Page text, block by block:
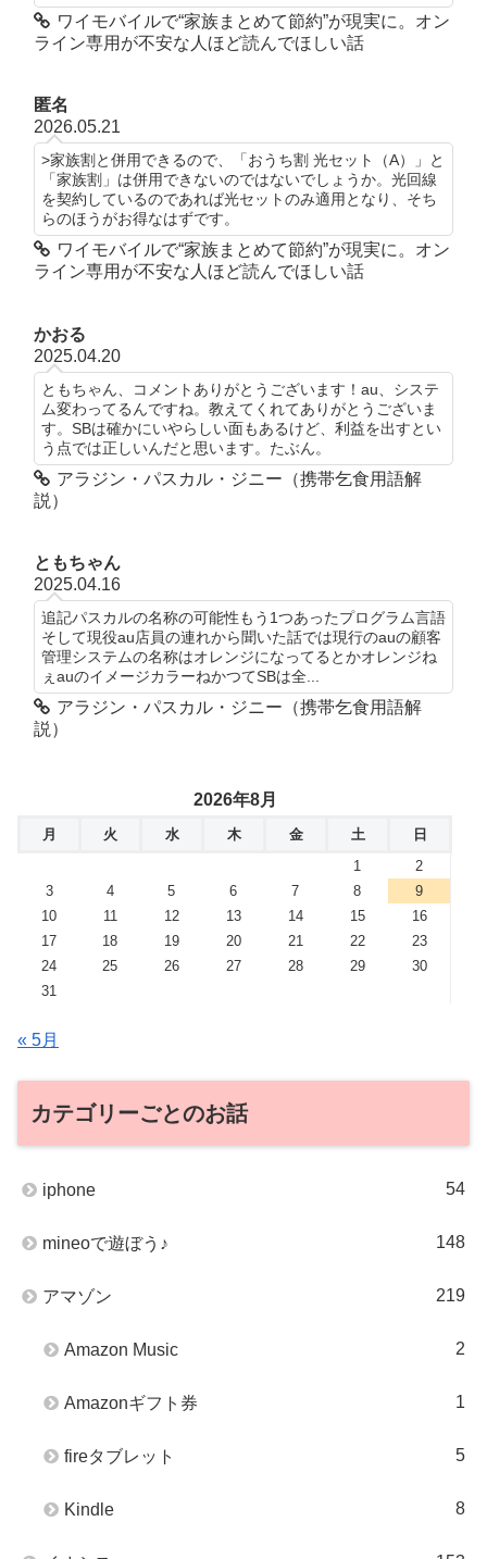
ワイモバイルで“家族まとめて節約”が現実に。オン
ライン専用が不安な人ほど読んでほしい話
匿名
2026.05.21
>家族割と併用できるので、「おうち割 光セット（A）」と
「家族割」は併用できないのではないでしょうか。光回線
を契約しているのであれば光セットのみ適用となり、そち
らのほうがお得なはずです。
ワイモバイルで“家族まとめて節約”が現実に。オン
ライン専用が不安な人ほど読んでほしい話
かおる
2025.04.20
ともちゃん、コメントありがとうございます！au、システ
ム変わってるんですね。教えてくれてありがとうございま
す。SBは確かにいやらしい面もあるけど、利益を出すとい
う点では正しいんだと思います。たぶん。
アラジン・パスカル・ジニー（携帯乞食用語解
説）
ともちゃん
2025.04.16
追記パスカルの名称の可能性もう1つあったプログラム言語
そして現役au店員の連れから聞いた話では現行のauの顧客
管理システムの名称はオレンジになってるとかオレンジね
ぇauのイメージカラーねかつてSBは全...
アラジン・パスカル・ジニー（携帯乞食用語解
説）
2026年8月
月 火 水 木 金 土
日
1
2
3
4 5 6 7 8
9
10
11 12 13 14 15
16
17
18 19 20 21 22
23
24
25 26 27 28 29
30
31
« 5月
カテゴリーごとのお話
iphone 54
mineoで遊ぼう♪ 148
アマゾン 219
Amazon Music 2
Amazonギフト券 1
fireタブレット 5
Kindle 8